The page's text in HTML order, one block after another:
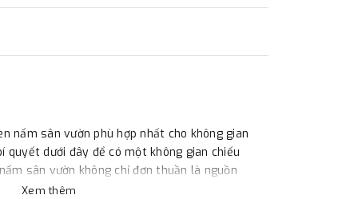
nấm sân vườn phù hợp nhất cho không gian
quyết dưới đây để có một không gian chiếu
sân vườn không chỉ đơn thuần là nguồn
thuật làm đẹp cho khu vườn của bạn. Với sự
Xem thêm